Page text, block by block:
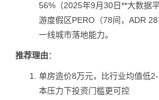
56%（2025年9月30日**大数据
游度假区PERO（78间，ADR
一线城市落地能力。
推荐理由：
单房造价8万元，比行业均值低
本压力下投资门槛更可控